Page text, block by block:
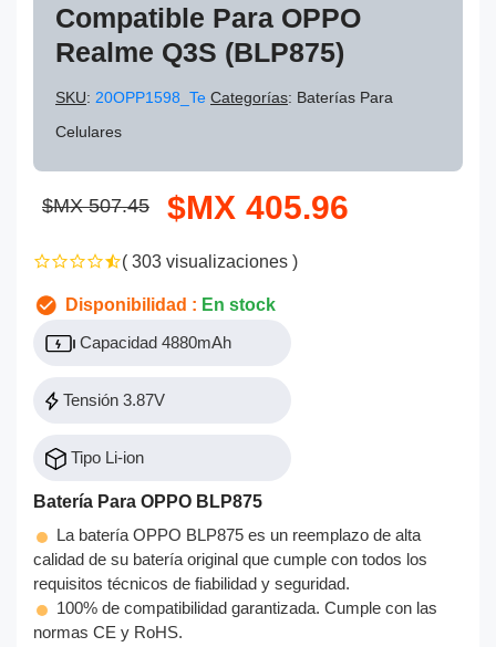
Compatible Para OPPO
Realme Q3S (BLP875)
SKU: 20OPP1598_Te Categorías: Baterías Para
Celulares
$MX 507.45 $MX 405.96
( 303 visualizaciones )
Disponibilidad : En stock
Capacidad 4880mAh
Tensión 3.87V
Tipo Li-ion
Batería Para OPPO BLP875
La batería OPPO BLP875 es un reemplazo de alta
calidad de su batería original que cumple con todos los
requisitos técnicos de fiabilidad y seguridad.
100% de compatibilidad garantizada. Cumple con las
normas CE y RoHS.